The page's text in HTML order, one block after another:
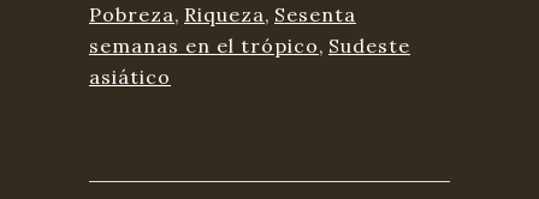
Pobreza, Riqueza, Sesenta
semanas en el trópico, Sudeste
asiático